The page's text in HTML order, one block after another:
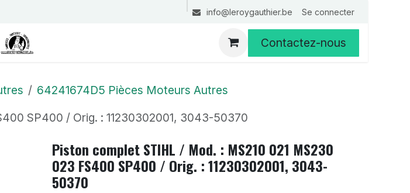
info@leroygauthier.be Se connecter
Contactez-nous
64241674D5 Pièces Moteurs Autres
SP400 / Orig. : 11230302001, 3043-50370
Piston complet STIHL / Mod. : MS210 021 MS230
023 FS400 SP400 / Orig. : 11230302001, 3043-
50370